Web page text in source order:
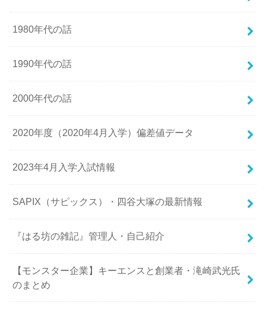
1980年代の話
1990年代の話
2000年代の話
2020年度（2020年4月入学）偏差値データ
2023年4月入学入試情報
SAPIX（サピックス）・四谷大塚の最新情報
『はる坊の雑記』管理人・自己紹介
【モンスター企業】キーエンスと創業者・滝崎武光氏
のまとめ